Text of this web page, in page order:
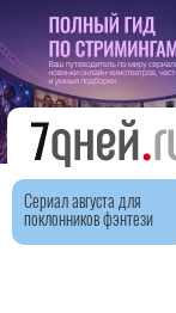
Сериал августа для
поклонников фэнтези